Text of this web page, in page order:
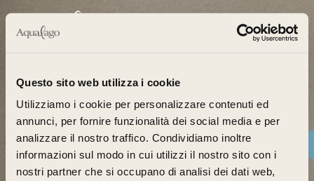
Questo sito web utilizza i cookie
Utilizziamo i cookie per personalizzare contenuti ed
annunci, per fornire funzionalità dei social media e per
analizzare il nostro traffico. Condividiamo inoltre
informazioni sul modo in cui utilizzi il nostro sito con i
nostri partner che si occupano di analisi dei dati web,